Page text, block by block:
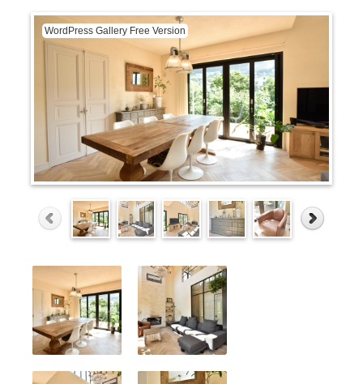
WordPress Gallery Free Version